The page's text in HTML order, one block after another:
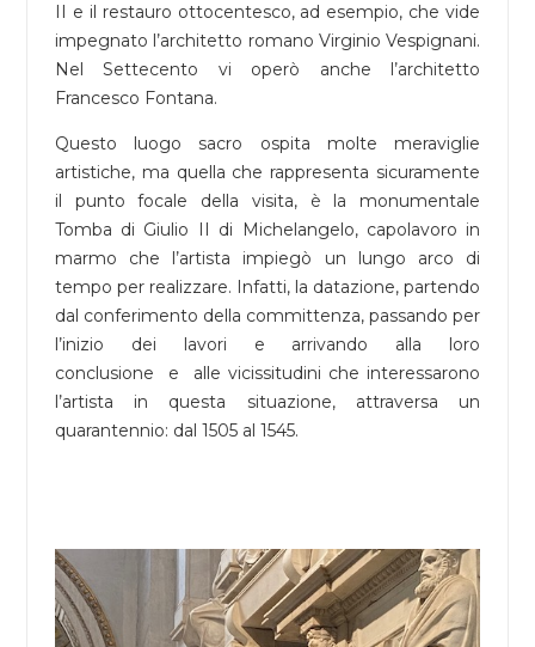
II e il restauro ottocentesco, ad esempio, che vide
impegnato l’architetto romano Virginio Vespignani.
Nel Settecento vi operò anche l’architetto
Francesco Fontana.
Questo luogo sacro ospita molte meraviglie
artistiche, ma quella che rappresenta sicuramente
il punto focale della visita, è la monumentale
Tomba di Giulio II di Michelangelo, capolavoro in
marmo che l’artista impiegò un lungo arco di
tempo per realizzare. Infatti, la datazione, partendo
dal conferimento della committenza, passando per
l’inizio dei lavori e arrivando alla loro
conclusione e alle vicissitudini che interessarono
l’artista in questa situazione, attraversa un
quarantennio: dal 1505 al 1545.